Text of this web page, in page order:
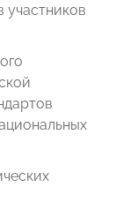
участников